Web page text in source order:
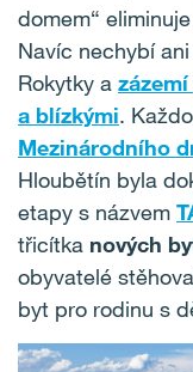
domem“
Navíc nechybí
Rokytky a
a blízkými.
Mezinárodního
Hloubětín byla
etapy s názvem
třicítka nových
obyvatelé
byt pro rodinu s